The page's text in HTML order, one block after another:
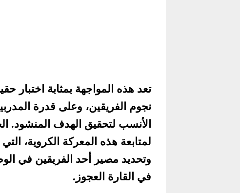
تعد هذه المواجهة بمثابة اختبار
نجوم الفريقين، وعلى قدرة
الأنسب لتحقيق الهدف المنشود.
لمتابعة هذه المعركة الكروية، التي
وتحديد مصير أحد الفريقين في
في القارة العجوز.